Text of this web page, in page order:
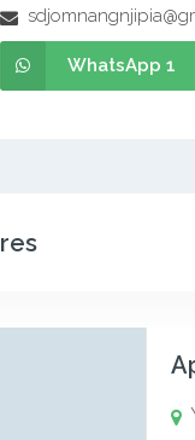
WhatsApp 1